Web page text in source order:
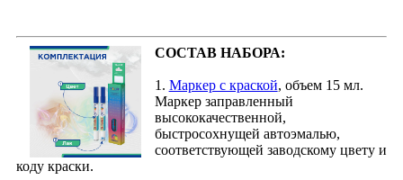
СОСТАВ НАБОРА:
1. Маркер с краской, объем 15 мл.
Маркер заправленный
высококачественной,
быстросохнущей автоэмалью,
соответствующей заводскому цвету и
коду краски.